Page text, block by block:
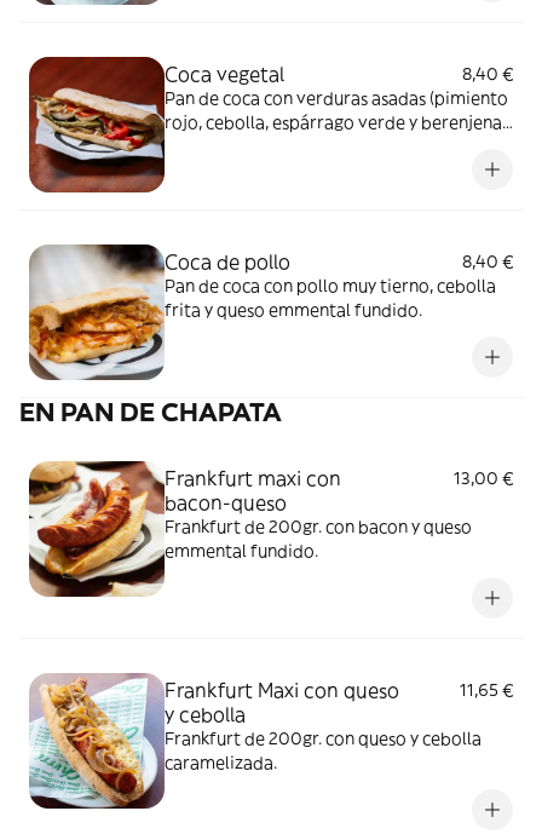
Coca vegetal
8,40 €
Pan de coca con verduras asadas (pimiento
rojo, cebolla, espárrago verde y berenjena)
Coca de pollo
8,40 €
Pan de coca con pollo muy tierno, cebolla
frita y queso emmental fundido.
EN PAN DE CHAPATA
Frankfurt maxi con
bacon-queso
13,00 €
Frankfurt de 200gr. con bacon y queso
emmental fundido.
Frankfurt Maxi con queso
y cebolla
11,65 €
Frankfurt de 200gr. con queso y cebolla
caramelizada.